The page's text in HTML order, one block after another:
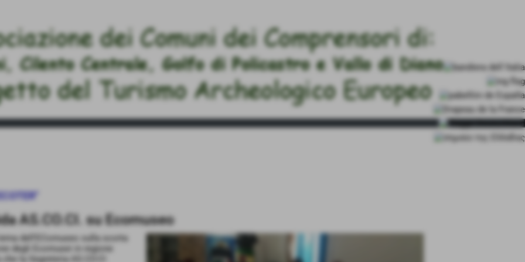
AS.CO.CI. su Ecomuseo
dell'EComuseo sulla scorta
degli Ecomusei in regione
la Segreteria AS.CO.CI